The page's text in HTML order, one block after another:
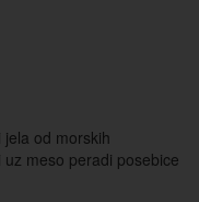
od morskih
meso peradi posebice